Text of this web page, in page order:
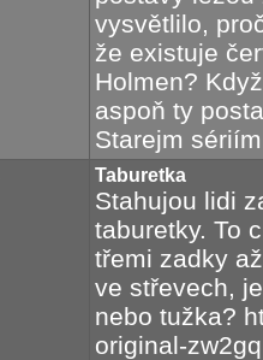
vysvětlilo,
že existuje
Holmen?
aspoň ty
Starejm
Taburetka
Stahujou lidi
taburetky. To
třemi zadky
ve střevech,
nebo tužka?
original-